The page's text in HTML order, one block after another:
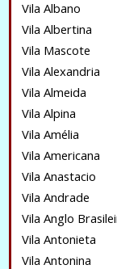
Vila Albano
Vila Albertina
Vila Mascote
Vila Alexandria
Vila Almeida
Vila Alpina
Vila Amélia
Vila Americana
Vila Anastacio
Vila Andrade
Vila Anglo
Vila Antonieta
Vila Antonina